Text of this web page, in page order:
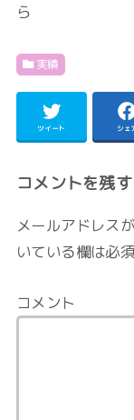
ら
実績
ツイート シェ
コメントを残す
メールアドレス
いている欄は必
コメント